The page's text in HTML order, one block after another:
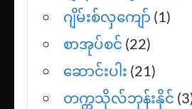
ဂျိမ်းစ်လှကျော် (1)
စာအုပ်စင် (22)
ဆောင်းပါး (21)
တက္ကသိုလ်ဘုန်းနိုင်